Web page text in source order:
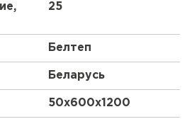
25
Белтеп
Беларусь
50х600х1200
Теплекс